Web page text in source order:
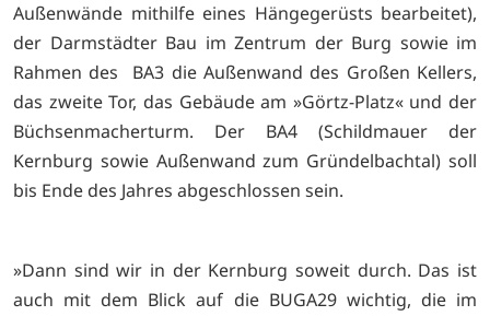
Außenwände mithilfe eines Hängegerüsts bearbeitet),
der Darmstädter Bau im Zentrum der Burg sowie im
Rahmen des
BA3 die Außenwand des Großen Kellers,
das zweite Tor, das Gebäude am »Görtz-Platz« und der
Büchsenmacherturm. Der BA4 (Schildmauer der
Kernburg sowie Außenwand zum Gründelbachtal) soll
bis Ende des Jahres abgeschlossen sein.
»Dann sind wir in der Kernburg soweit durch. Das ist
auch mit dem Blick auf die BUGA29 wichtig, die im